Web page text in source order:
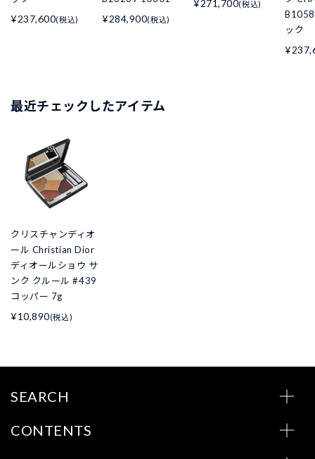
¥237,600(税込) ¥284,900(税込)
¥271,700(税込)
ック
最近チェックしたアイテム
クリスチャンディオ
ール Christian Dior
ディオールショウ サ
ンク クルール #439
コッパー 7g
¥10,890(税込)
SEARCH
CONTENTS